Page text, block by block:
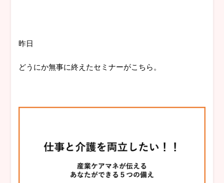
昨日
どうにか無事に終えたセミナーがこちら。